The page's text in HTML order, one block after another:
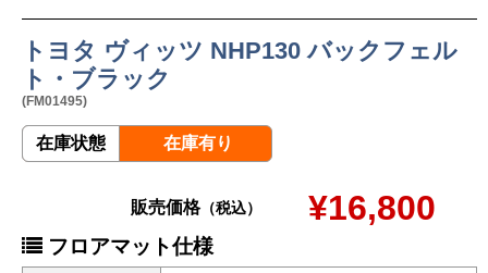
トヨタ ヴィッツ NHP130 バックフェル
ト・ブラック
(FM01495)
在庫状態 在庫有り
販売価格（税込） ¥16,800
フロアマット仕様